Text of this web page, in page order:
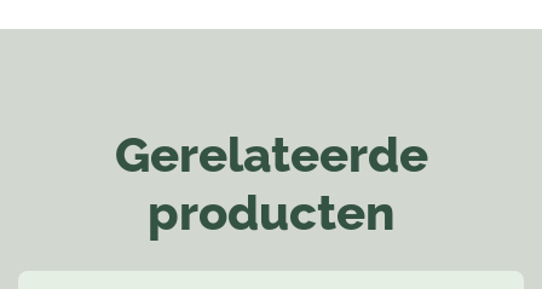
Gerelateerde
producten